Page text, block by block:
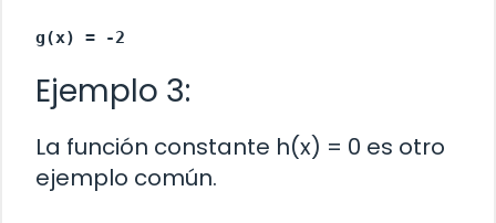
g(x) = -2
Ejemplo 3:
La función constante h(x) = 0 es otro
ejemplo común.